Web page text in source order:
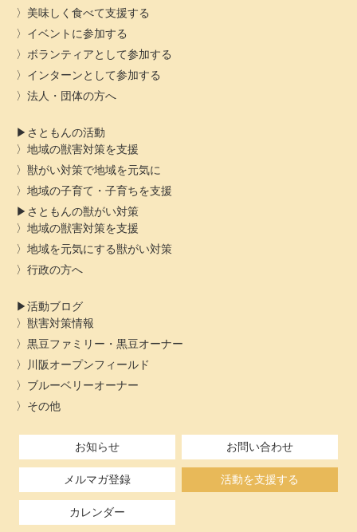
美味しく食べて支援する
イベントに参加する
ボランティアとして参加する
インターンとして参加する
法人・団体の方へ
さともんの活動
地域の獣害対策を支援
獣がい対策で地域を元気に
地域の子育て・子育ちを支援
さともんの獣がい対策
地域の獣害対策を支援
地域を元気にする獣がい対策
行政の方へ
活動ブログ
獣害対策情報
黒豆ファミリー・黒豆オーナー
川阪オープンフィールド
ブルーベリーオーナー
その他
お知らせ お問い合わせ
メルマガ登録 活動を支援する
カレンダー